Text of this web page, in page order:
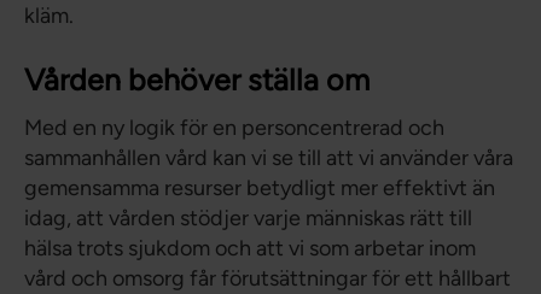
kläm.
Vården behöver ställa om
Med en ny logik för en personcentrerad och
sammanhållen vård kan vi se till att vi använder våra
gemensamma resurser betydligt mer effektivt än
idag, att vården stödjer varje människas rätt till
hälsa trots sjukdom och att vi som arbetar inom
vård och omsorg får förutsättningar för ett hållbart